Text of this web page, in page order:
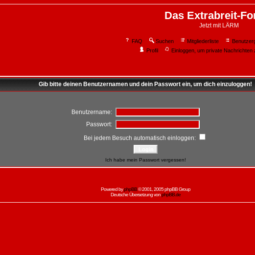
Das Extrabreit-
Jetzt mit LÄRM
FAQ Suchen Mitgliederliste
Profil
Einloggen, um private Nachrichten
Gib bitte deinen Benutzernamen und dein Passwort ein, um dich einzuloggen!
Benutzername:
Passwort:
Bei jedem Besuch automatisch einloggen:
Ich habe mein Passwort vergessen!
Powered byphpBB© 2001, 2005 phpBB Group
Deutsche Übersetzung vonphpBB.de